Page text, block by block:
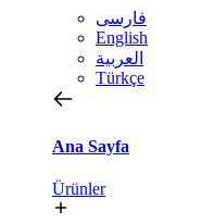
فارسی
English
العربية
Türkçe
Ana Sayfa
Ürünler